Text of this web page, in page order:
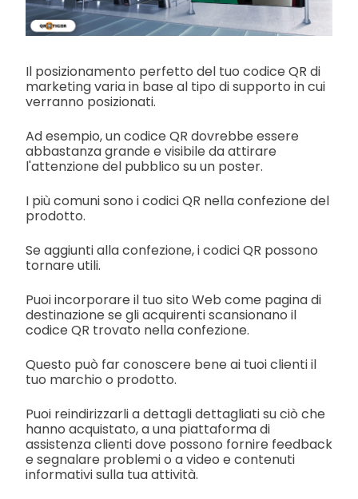
Il posizionamento perfetto del tuo codice QR di
marketing varia in base al tipo di supporto in cui
verranno posizionati.
Ad esempio, un codice QR dovrebbe essere
abbastanza grande e visibile da attirare
l'attenzione del pubblico su un poster.
I più comuni sono i codici QR nella confezione del
prodotto.
Se aggiunti alla confezione, i codici QR possono
tornare utili.
Puoi incorporare il tuo sito Web come pagina di
destinazione se gli acquirenti scansionano il
codice QR trovato nella confezione.
Questo può far conoscere bene ai tuoi clienti il
tuo marchio o prodotto.
Puoi reindirizzarli a dettagli dettagliati su ciò che
hanno acquistato, a una piattaforma di
assistenza clienti dove possono fornire feedback
e segnalare problemi o a video e contenuti
informativi sulla tua attività.